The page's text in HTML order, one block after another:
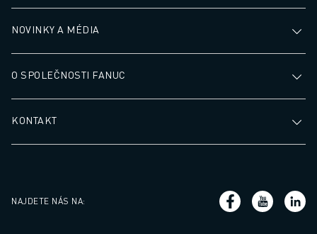
NOVINKY A MÉDIA
O SPOLEČNOSTI FANUC
KONTAKT
NAJDETE NÁS NA: